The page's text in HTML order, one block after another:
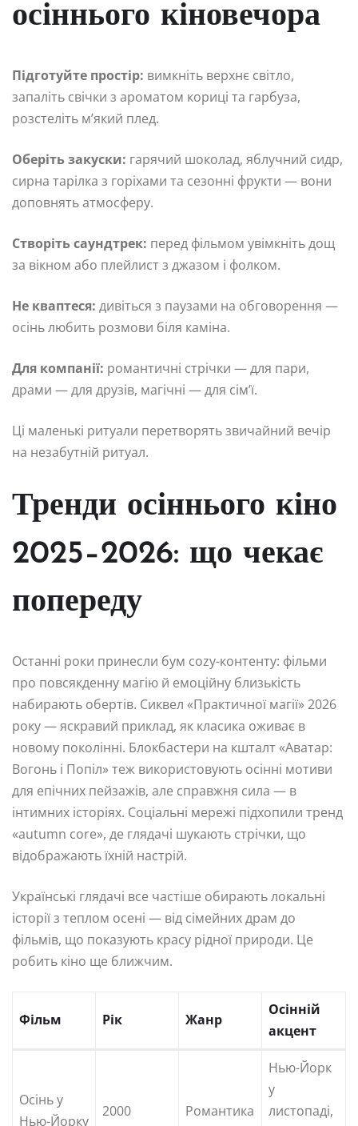
осіннього кіновечора
Підготуйте простір: вимкніть верхнє світло,
запаліть свічки з ароматом кориці та гарбуза,
розстеліть м’який плед.
Оберіть закуски: гарячий шоколад, яблучний сидр,
сирна тарілка з горіхами та сезонні фрукти — вони
доповнять атмосферу.
Створіть саундтрек: перед фільмом увімкніть дощ
за вікном або плейлист з джазом і фолком.
Не кваптеся: дивіться з паузами на обговорення —
осінь любить розмови біля каміна.
Для компанії: романтичні стрічки — для пари,
драми — для друзів, магічні — для сім’ї.
Ці маленькі ритуали перетворять звичайний вечір
на незабутній ритуал.
Тренди осіннього кіно
2025–2026: що чекає
попереду
Останні роки принесли бум cozy-контенту: фільми
про повсякденну магію й емоційну близькість
набирають обертів. Сиквел «Практичної магії» 2026
року — яскравий приклад, як класика оживає в
новому поколінні. Блокбастери на кшталт «Аватар:
Вогонь і Попіл» теж використовують осінні мотиви
для епічних пейзажів, але справжня сила — в
інтимних історіях. Соціальні мережі підхопили тренд
«autumn core», де глядачі шукають стрічки, що
відображають їхній настрій.
Українські глядачі все частіше обирають локальні
історії з теплом осені — від сімейних драм до
фільмів, що показують красу рідної природи. Це
робить кіно ще ближчим.
Фільм Рік Жанр
Осінній
акцент
Осінь у
Нью-Йорку
2000 Романтика
Нью-Йорк
у
листопаді,